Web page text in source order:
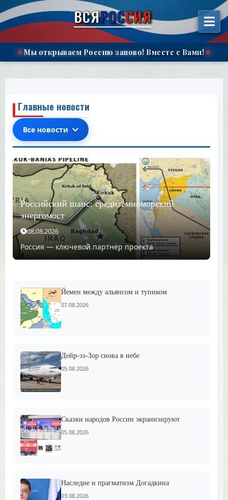
إلى
ВСЯРОССИЯ
★Мы открываем Россию заново! Вместе с Вами!★
Главные новости
Все новости
Российский шанс: средиземноморский
энергомост
08.08.2026
Россия — ключевой партнёр проекта
Йемен между альянсом и тупиком
07.08.2026
Дейр-эз-Зор снова в небе
05.08.2026
Сказки народов России экранизируют
05.08.2026
Наследие и прагматизм Догадкина
03.08.2026